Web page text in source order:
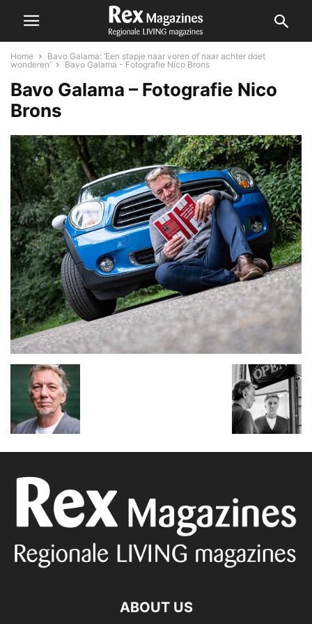
Home
Bavo Galama: ‘Een stapje naar voren of naar achter doet
wonderen’
Bavo Galama - Fotografie Nico Brons
Bavo Galama – Fotografie Nico
Brons
ABOUT US